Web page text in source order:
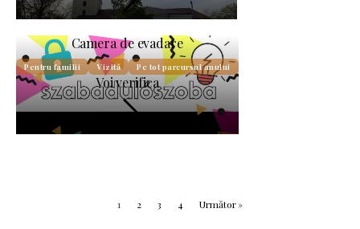
Camera de evadare
Pentru familii Vizită Pe tot parcursul anului
Voi verifica
1 2 3 4 Următor »